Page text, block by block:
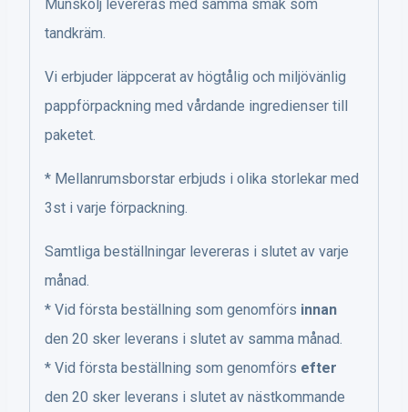
Munskölj levereras med samma smak som
tandkräm.
Vi erbjuder läppcerat av högtålig och miljövänlig
pappförpackning med vårdande ingredienser till
paketet.
* Mellanrumsborstar erbjuds i olika storlekar med
3st i varje förpackning.
Samtliga beställningar levereras i slutet av varje
månad.
* Vid första beställning som genomförs innan
den 20 sker leverans i slutet av samma månad.
* Vid första beställning som genomförs efter
den 20 sker leverans i slutet av nästkommande